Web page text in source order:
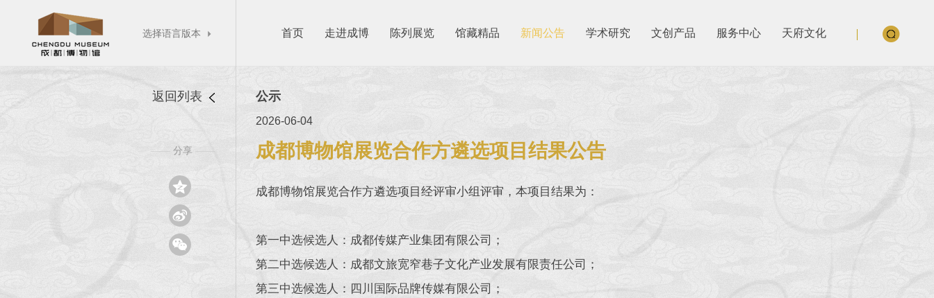
选择语言版本  首页 走进成博 陈列展览 馆藏精品 新闻公告 学术研究 文创产品 服务中心 天府文化
返回列表
—— 分享 ——



公示
2026-06-04
成都博物馆展览合作方遴选项目结果公告
成都博物馆展览合作方遴选项目经评审小组评审，本项目结果为：
第一中选候选人：成都传媒产业集团有限公司；
第二中选候选人：成都文旅宽窄巷子文化产业发展有限责任公司；
第三中选候选人：四川国际品牌传媒有限公司；